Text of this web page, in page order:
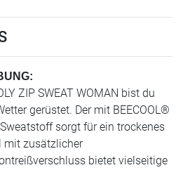
ZIP SWEAT WOMAN bist du
gerüstet. Der mit BEECOOL®
sorgt für ein trockenes
mit zusätzlicher
bietet vielseitige